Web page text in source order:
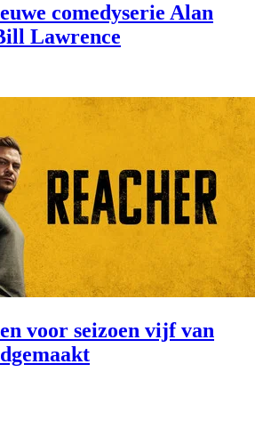
comedyserie Alan
Lawrence
voor seizoen vijf van